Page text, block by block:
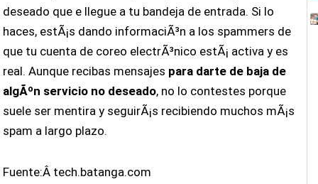
deseado que e llegue a tu bandeja de entrada. Si lo
haces, estÃ¡s dando informaciÃ³n a los spammers de
que tu cuenta de coreo electrÃ³nico estÃ¡ activa y es
real. Aunque recibas mensajes para darte de baja de
algÃºn servicio no deseado, no lo contestes porque
suele ser mentira y seguirÃ¡s recibiendo muchos mÃ¡s
spam a largo plazo.
Fuente:Â tech.batanga.com